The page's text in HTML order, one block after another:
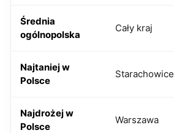
Średnia
ogólnopolska
Cały kraj
Najtaniej w
Polsce
Starachowice
Najdrożej w
Polsce
Warszawa